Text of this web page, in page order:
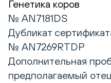
Генетика коров
№ AN7181DS
Дубликат
№ AN7269RTDP
Дополнительная
предполагаемый